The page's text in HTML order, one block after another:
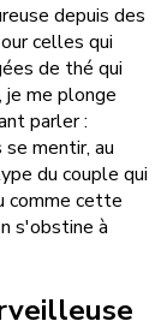
depuis des
celles qui
de thé qui
je me plonge
parler :
mentir, au
du couple qui
comme cette
s'obstine à